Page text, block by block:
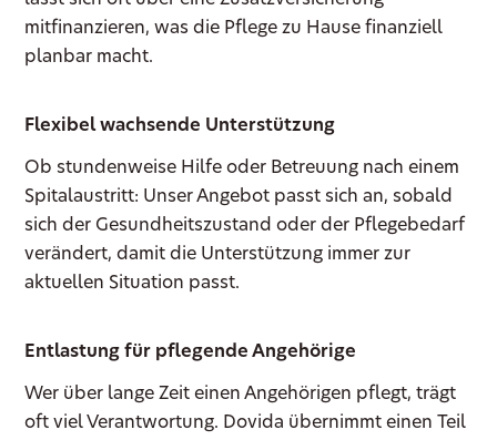
mitfinanzieren, was die Pflege zu Hause finanziell
planbar macht.
Flexibel wachsende Unterstützung
Ob stundenweise Hilfe oder Betreuung nach einem
Spitalaustritt: Unser Angebot passt sich an, sobald
sich der Gesundheitszustand oder der Pflegebedarf
verändert, damit die Unterstützung immer zur
aktuellen Situation passt.
Entlastung für pflegende Angehörige
Wer über lange Zeit einen Angehörigen pflegt, trägt
oft viel Verantwortung. Dovida übernimmt einen Teil